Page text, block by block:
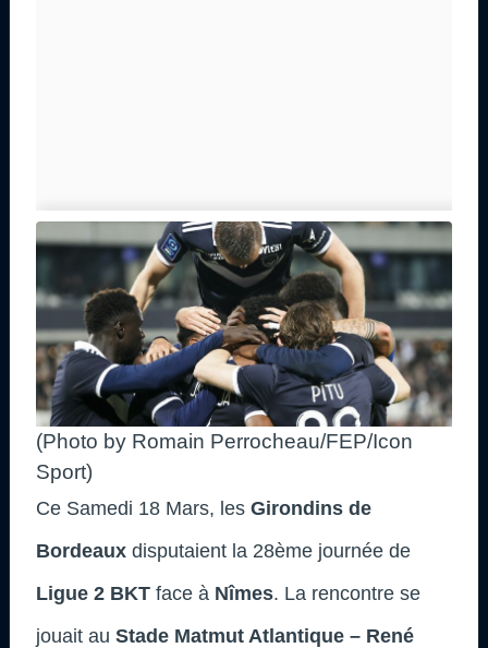
(Photo by Romain Perrocheau/FEP/Icon
Sport)
Ce Samedi 18 Mars, les Girondins de
Bordeaux disputaient la 28ème journée de
Ligue 2 BKT face à Nîmes. La rencontre se
jouait au Stade Matmut Atlantique – René